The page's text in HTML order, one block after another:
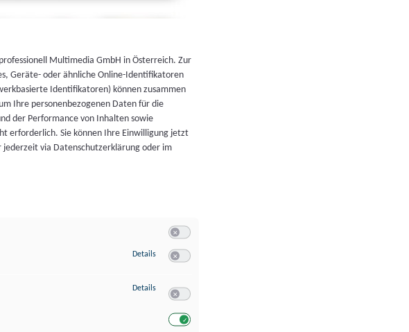
Multimedia GmbH in Österreich. Zur
Geräte- oder ähnliche Online-Identifikatoren
Identifikatoren) können zusammen
Ihre personenbezogenen Daten für die
der Performance von Inhalten sowie
erforderlich. Sie können Ihre Einwilligung jetzt
jederzeit via Datenschutzerklärung oder im
Details zu Speichern von oder Zugriff auf Informationen auf einem Endgerät
Details zu Verwendung reduzierter Daten zur Auswahl von Werbeanzeigen